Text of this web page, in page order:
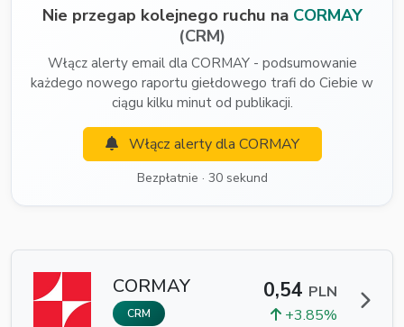
Nie przegap kolejnego ruchu na CORMAY
(CRM)
Włącz alerty email dla CORMAY - podsumowanie
każdego nowego raportu giełdowego trafi do Ciebie w
ciągu kilku minut od publikacji.
Włącz alerty dla CORMAY
Bezpłatnie · 30 sekund
CORMAY
CRM
0,54 PLN
+3.85%